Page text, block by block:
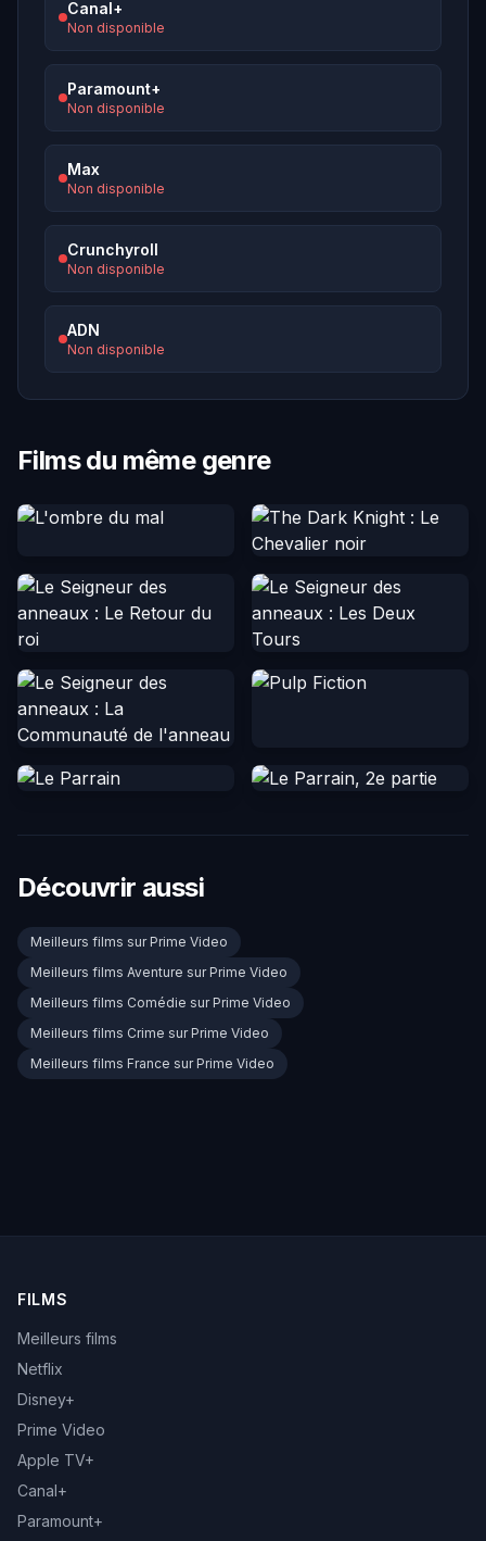
Canal+
Non disponible
Paramount+
Non disponible
Max
Non disponible
Crunchyroll
Non disponible
ADN
Non disponible
Films du même genre
Découvrir aussi
Meilleurs films sur Prime Video
Meilleurs films Aventure sur Prime Video
Meilleurs films Comédie sur Prime Video
Meilleurs films Crime sur Prime Video
Meilleurs films France sur Prime Video
FILMS
Meilleurs films
Netflix
Disney+
Prime Video
Apple TV+
Canal+
Paramount+